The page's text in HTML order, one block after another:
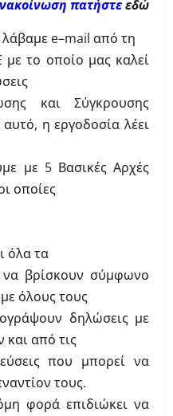
πατήστεεδώ
e–mail από τη
το οποίο μας καλεί
και Σύγκρουσης
αυτό, η εργοδοσία λέει
με 5 Βασικές Αρχές
οποίες
όλα τα
βρίσκουν σύμφωνο
όλους τους
δηλώσεις με
και από τις
που μπορεί να
τους.
φορά επιδιώκει να